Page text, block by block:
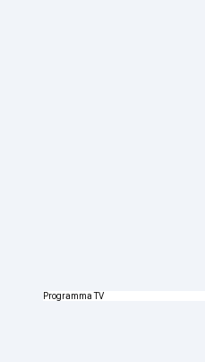
Programma TV